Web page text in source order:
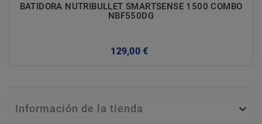
BATIDORA NUTRIBULLET SMARTSENSE 1500 COMBO
NBF550DG
129,00 €
Información de la tienda 